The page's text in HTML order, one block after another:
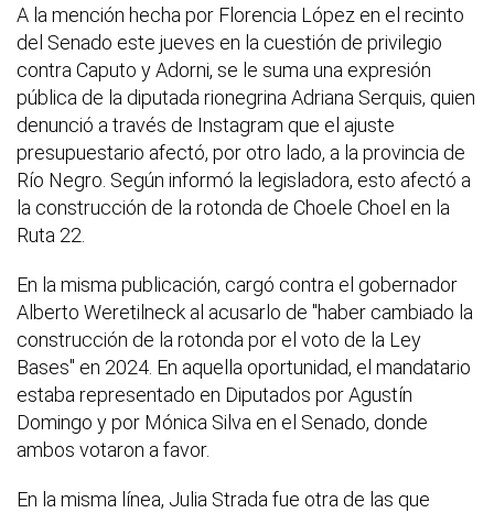
A la mención hecha por Florencia López en el recinto
del Senado este jueves en la cuestión de privilegio
contra Caputo y Adorni, se le suma una expresión
pública de la diputada rionegrina Adriana Serquis, quien
denunció a través de Instagram que el ajuste
presupuestario afectó, por otro lado, a la provincia de
Río Negro. Según informó la legisladora, esto afectó a
la construcción de la rotonda de Choele Choel en la
Ruta 22.
En la misma publicación, cargó contra el gobernador
Alberto Weretilneck al acusarlo de "haber cambiado la
construcción de la rotonda por el voto de la Ley
Bases" en 2024. En aquella oportunidad, el mandatario
estaba representado en Diputados por Agustín
Domingo y por Mónica Silva en el Senado, donde
ambos votaron a favor.
En la misma línea, Julia Strada fue otra de las que